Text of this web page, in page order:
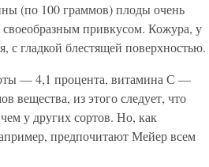
(по 100 граммов) плоды очень
привкусом. Кожура, у
с гладкой блестящей поверхностью.
— 4,1 процента, витамина С —
вещества, из этого следует, что
у других сортов. Но, как
предпочитают Мейер всем